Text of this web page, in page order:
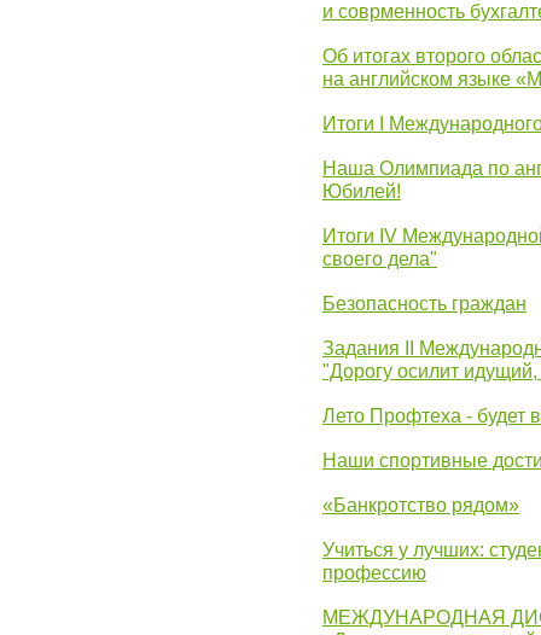
и соврменность
Об итогах второго
на английском языке
Итоги I
Наша Олимпиада по
Юбилей!
Итоги IV
своего дела"
Безопасность граждан
Задания II
"Дорогу осилит
Лето Профтеха - будет
Наши спортивные
«Банкротство рядом»
Учиться у лучших:
профессию
МЕЖДУНАРОДНАЯ